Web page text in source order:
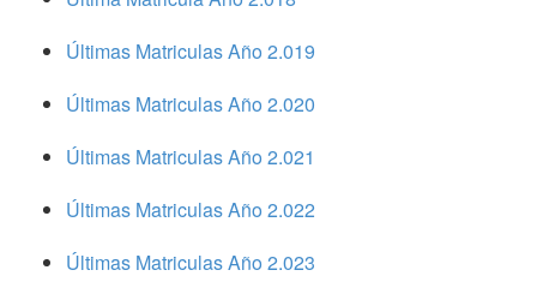
Últimas Matriculas Año 2.019
Últimas Matriculas Año 2.020
Últimas Matriculas Año 2.021
Últimas Matriculas Año 2.022
Últimas Matriculas Año 2.023